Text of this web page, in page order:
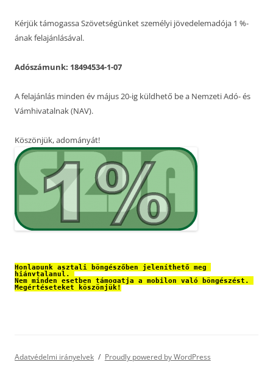
Kérjük támogassa Szövetségünket személyi jövedelemadója 1 %-
ának felajánlásával.
Adószámunk: 18494534-1-07
A felajánlás minden év május 20-ig küldhető be a Nemzeti Adó- és
Vámhivatalnak (NAV).
Köszönjük, adományát!
Honlapunk asztali böngészőben jeleníthető meg
hiánytalanul.
Nem minden esetben támogatja a mobilon való böngészést.
Megértéseteket köszönjük!
Adatvédelmi irányelvek Proudly powered by WordPress